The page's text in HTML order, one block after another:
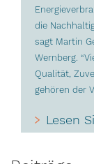
die
sagt Martin
Wernberg.
Qualität,
gehören der
Lesen